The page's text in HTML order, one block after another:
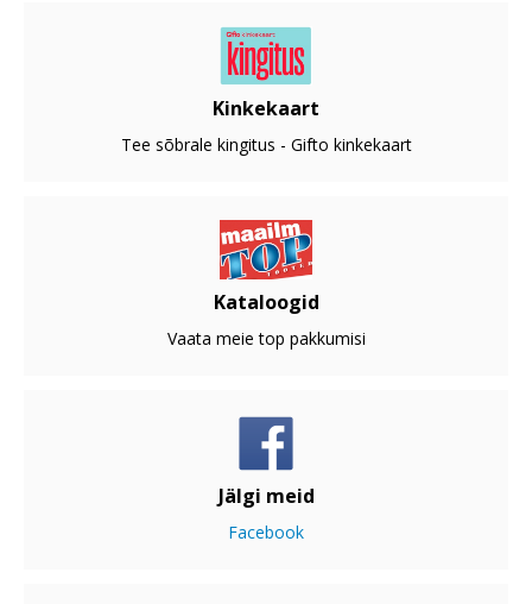
Kinkekaart
Tee sõbrale kingitus - Gifto kinkekaart
Kataloogid
Vaata meie top pakkumisi
Jälgi meid
Facebook